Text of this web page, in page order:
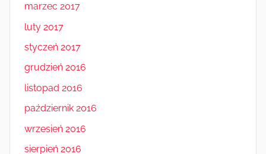
marzec 2017
luty 2017
styczeń 2017
grudzień 2016
listopad 2016
październik 2016
wrzesień 2016
sierpień 2016